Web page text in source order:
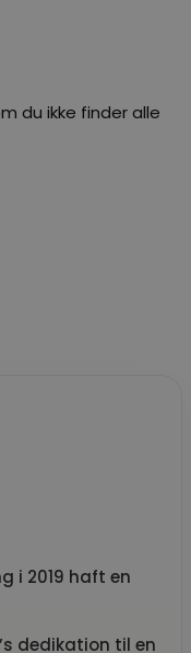
du ikke finder alle
i 2019 haft en
dedikation til en